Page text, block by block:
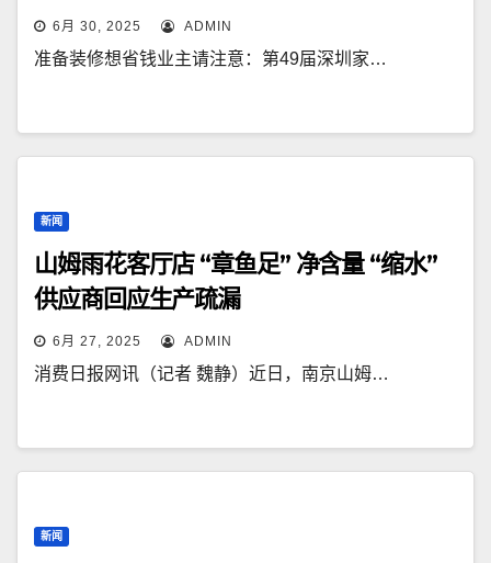
6月 30, 2025 ADMIN
准备装修想省钱业主请注意：第49届深圳家…
新闻
山姆雨花客厅店 “章鱼足” 净含量 “缩水”
供应商回应生产疏漏
6月 27, 2025 ADMIN
消费日报网讯（记者 魏静）近日，南京山姆…
新闻